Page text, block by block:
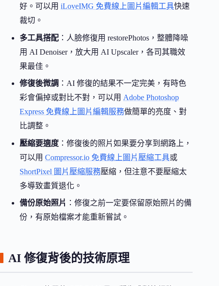
好。可以用 iLoveIMG 免費線上圖片編輯工具快速
裁切。
多工具搭配 ：人臉修復用 restorePhotos，整體降噪
用 AI Denoiser，放大用 AI Upscaler，各司其職效
果最佳。
修復後微調 ：AI 修復的結果不一定完美，有時色
彩會偏掉或對比不對，可以用 Adobe Photoshop
Express 免費線上圖片編輯服務做簡單的亮度、對
比調整。
壓縮要適度 ：修復後的照片如果要分享到網路上，
可以用 Compressor.io 免費線上圖片壓縮工具或
ShortPixel 圖片壓縮服務壓縮，但注意不要壓縮太
多導致畫質退化。
備份原始照片 ：修復之前一定要保留原始照片的備
份，有原始檔案才能重新嘗試。
AI 修復背後的技術原理